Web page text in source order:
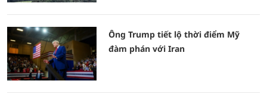
Ông Trump tiết lộ thời điểm Mỹ
đàm phán với Iran